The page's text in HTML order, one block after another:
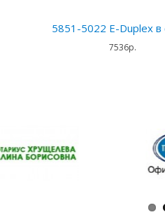
5851-5022 E-Duplex в
7536р.